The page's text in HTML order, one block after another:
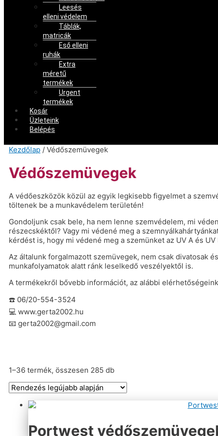
Leesés
elleni védelem
Táblák,
matricák
Eső elleni
ruhák
Extra
méretű
termékek
Urgent
termékek
Kosár
Üzleteink
Belépés
Kezdőlap / Védőszemüvegek
Védőszemüvegek
A védőeszközök közül az egyik legkisebb figyelmet a
töltenek be a munkavédelem területén!
Gondoljunk csak bele, ha nem lenne szemvédelem, mi
részecskéktől? Vagy mi védené meg a
kérdést is, hogy mi védené meg a szemünket az UV A és UV
Az általunk forgalmazott szemüvegek, nem csak divatosak
munkafolyamatok alatt ránk leselkedő veszélyektől is.
A termékekről bővebb információt, az alábbi
☎️ 06/20-554-3524
💻 www.gerta2002.hu
📧 gerta2002@gmail.com
3M™ szemüvegek
Hegesztőszemüvegek
1–36 termék, összesen 285 dbSorted
latest
Portwest